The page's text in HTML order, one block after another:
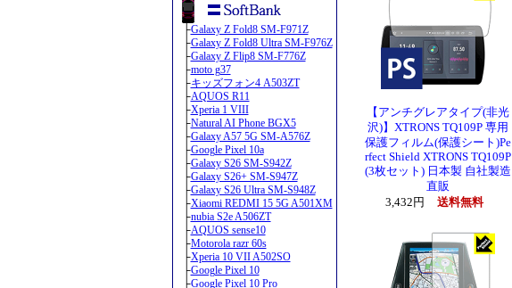
├Galaxy Z Fold8 SM-F971Z
├Galaxy Z Fold8 Ultra SM-F976Z
├Galaxy Z Flip8 SM-F776Z
├moto g37
├キッズフォン4 A503ZT
├AQUOS R11
├Xperia 1 VIII
├Natural AI Phone BGX5
├Galaxy A57 5G SM-A576Z
├Google Pixel 10a
├Galaxy S26 SM-S942Z
├Galaxy S26+ SM-S947Z
├Galaxy S26 Ultra SM-S948Z
├Xiaomi REDMI 15 5G A501XM
├nubia S2e A506ZT
├AQUOS sense10
├Motorola razr 60s
├Xperia 10 VII A502SO
├Google Pixel 10
├Google Pixel 10 Pro
【アンチグレアタイプ(非光
沢)】XTRONS TQ109P 専用
保護フィルム(保護シート)Pe
rfect Shield XTRONS TQ109P
(3枚セット) 日本製 自社製造
直販
3,432円
送料無料